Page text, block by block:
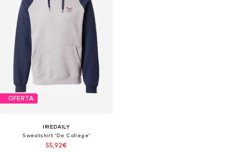
OFERTA
IRIEDAILY
Sweatshirt 'De College'
55,92€